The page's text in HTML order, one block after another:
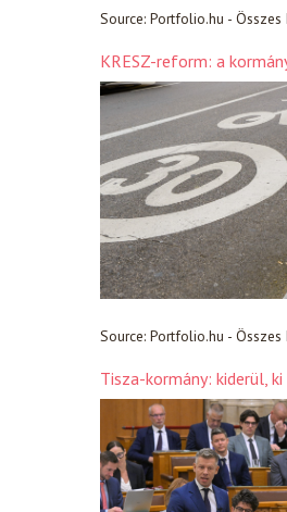
Source: Portfolio.hu - Összes
KRESZ-reform: a
Source: Portfolio.hu - Összes
Tisza-kormány: kiderül,